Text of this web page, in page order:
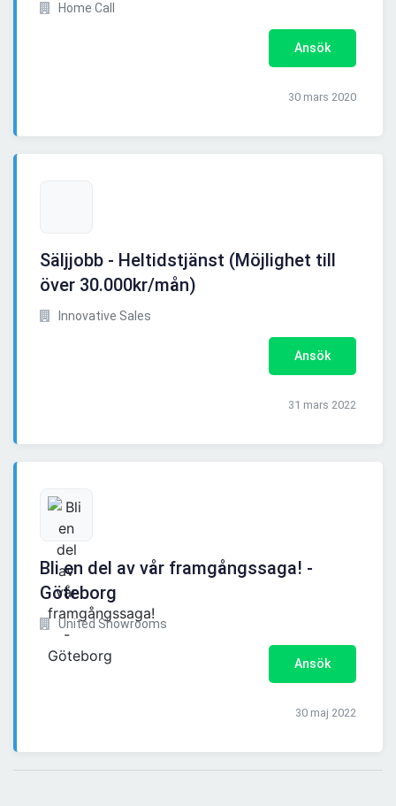
Home Call
Ansök
30 mars 2020
Säljjobb - Heltidstjänst (Möjlighet till
över 30.000kr/mån)
Innovative Sales
Ansök
31 mars 2022
Bli en del av vår framgångssaga! -
Göteborg
United Showrooms
Ansök
30 maj 2022